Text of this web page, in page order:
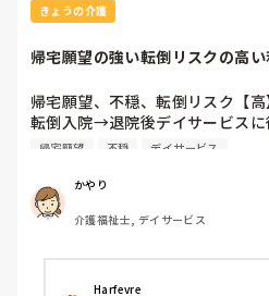
きょうの介護
帰宅願望の強い転倒リスクの高
帰宅願望、不穏、転倒リスク【高
転倒入院→退院後デイサービスに
傾眠されたり落ち着いてる時間
立ち上がり車椅子のフットレス
スクがかなり高く職員1人がつき
声かけにも意思疎通不可でとに
叩いたりしています。
どうしたら落ち着くのか試行錯
帰宅願望 不穏 デイサービス
かやり
介護福祉士, デイサービス
Harfevre